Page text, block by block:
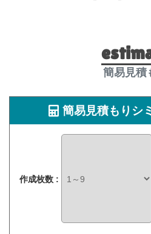
簡易見積
簡易見積もりシ
作成枚数 :